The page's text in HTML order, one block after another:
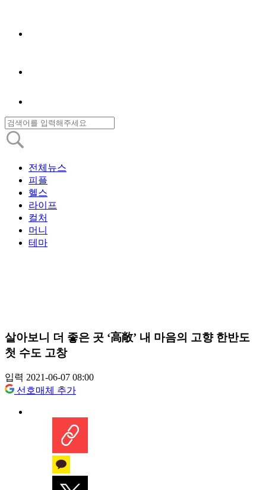
전체뉴스
피플
헬스
라이프
컬처
머니
테마
살아보니 더 좋은 곳 ‘高敞’ 내 마음의 고향 한반도
첫 수도 고창
입력 2021-06-07 08:00
선호매체 추가